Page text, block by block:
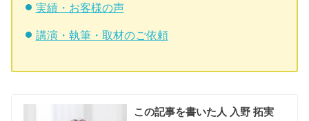
実績・お客様の声
講演・執筆・取材のご依頼
この記事を書いた人 入野 拓実